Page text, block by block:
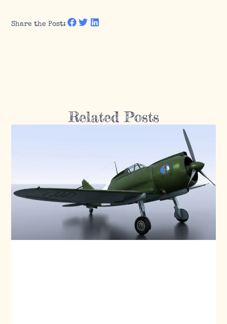
Share the Post:
Related Posts